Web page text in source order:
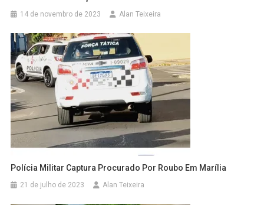
14 de novembro de 2023 Alan Teixeira
Polícia Militar Captura Procurado Por Roubo Em Marília
21 de julho de 2023 Alan Teixeira